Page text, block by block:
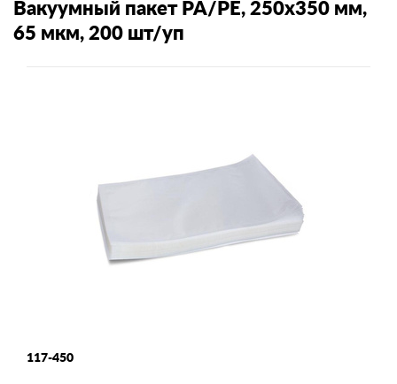
Вакуумный пакет РА/РЕ, 250х350 мм,
65 мкм, 200 шт/уп
117-450